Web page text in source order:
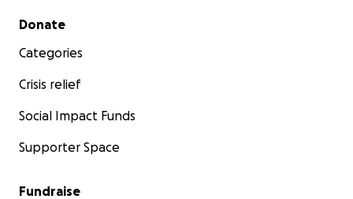
Secondary menu
Donate
Categories
Crisis relief
Social Impact Funds
Supporter Space
Fundraise